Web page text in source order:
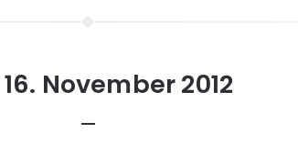
16. November 2012